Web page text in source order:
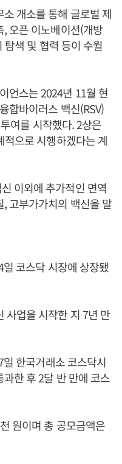
개소를 통해 글로벌 제
, 오픈 이노베이션(개방
색 및 협력 등이 수월
언스는 2024년 11월 현
합바이러스 백신(RSV)
여를 시작했다. 2상은
으로 시행하겠다는 계
이외에 추가적인 면역
고부가가치의 백신을 말
코스닥 시장에 상장됐
사업을 시작한 지 7년 만
한국거래소 코스닥시
한 후 2달 반 만에 코스
원이며 총 공모금액은